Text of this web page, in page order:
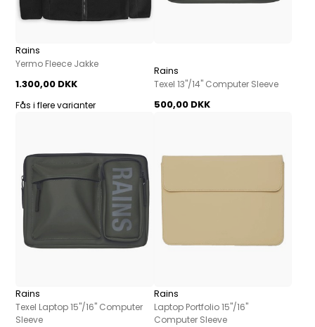
Rains
Yermo Fleece Jakke
1.300,00 DKK
Fås i flere varianter
Rains
Texel 13"/14" Computer Sleeve
500,00 DKK
Rains
Texel Laptop 15"/16" Computer
Sleeve
Rains
Laptop Portfolio 15"/16"
Computer Sleeve